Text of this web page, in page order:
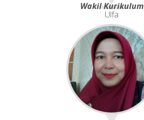
Wakil Kurikulum
Ulfa